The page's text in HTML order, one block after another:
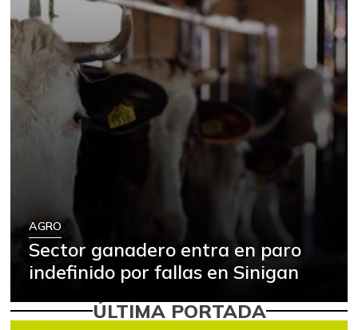
AGRO
Sector ganadero entra en paro
indefinido por fallas en Sinigan
ÚLTIMA PORTADA